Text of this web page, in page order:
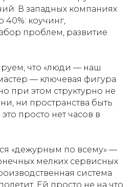
В западных компаниях
40%: коучинг,
проблем, развитие
что «люди — наш
— ключевая фигура
при этом структурно не
ни пространства быть
просто нет часов в
«дежурным по всему» —
мелких сервисных
система
Ей просто не на что